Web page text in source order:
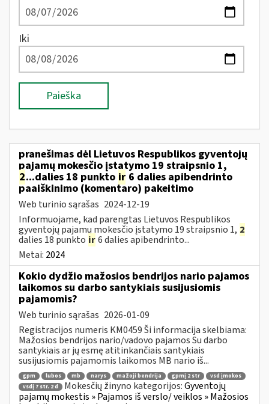
Iki
Paieška
pranešimas dėl Lietuvos Respublikos gyventojų
pajamų mokesčio įstatymo 19 straipsnio 1,
2...dalies 18 punkto ir 6 dalies apibendrinto
paaiškinimo (komentaro) pakeitimo
Web turinio sąrašas 2024-12-19
Informuojame, kad parengtas Lietuvos Respublikos
gyventojų pajamų mokesčio įstatymo 19 straipsnio 1, 2
dalies 18 punkto ir6 dalies apibendrinto...
Metai: 2024
Kokio dydžio mažosios bendrijos nario pajamos
laikomos su darbo santykiais susijusiomis
pajamomis?
Web turinio sąrašas 2026-01-09
Registracijos numeris KM0459 Ši informacija skelbiama:
Mažosios bendrijos nario/vadovo pajamos Su darbo
santykiais ar jų esmę atitinkančiais santykiais
susijusiomis pajamomis laikomos MB nario iš...
gpm lubos mb narys mažoji bendrija gpmį 2 str
vsd įmokos
vsdį 7 str. 2 d
Mokesčių žinyno kategorijos:Gyventojų
pajamų mokestis » Pajamos iš verslo/ veiklos » Mažosios